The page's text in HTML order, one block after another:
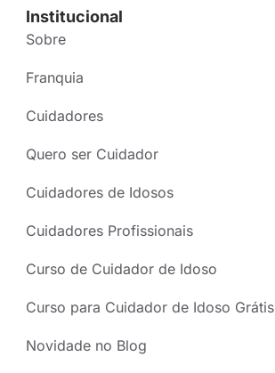
Institucional
Sobre
Franquia
Cuidadores
Quero ser Cuidador
Cuidadores de Idosos
Cuidadores Profissionais
Curso de Cuidador de Idoso
Curso para Cuidador de Idoso Grátis
Novidade no Blog